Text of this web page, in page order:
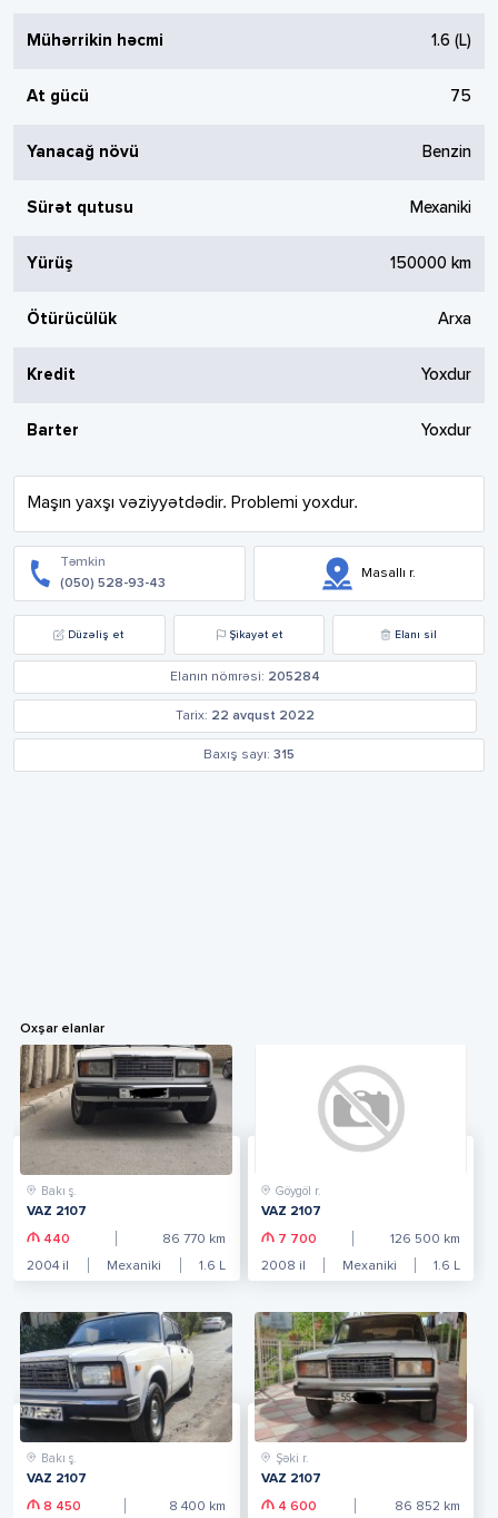
Mühərrikin həcmi 1.6 (L)
At gücü 75
Yanacağ növü Benzin
Sürət qutusu Mexaniki
Yürüş 150000 km
Ötürücülük Arxa
Kredit Yoxdur
Barter Yoxdur
Maşın yaxşı vəziyyətdədir. Problemi yoxdur.
Təmkin
(050) 528-93-43
Masallı r.
Düzəliş et Şikayət et Elanı sil
Elanın nömrəsi: 205284
Tarix: 22 avqust 2022
Baxış sayı: 315
Oxşar elanlar
Bakı ş.
VAZ 2107
440 86 770 km
2004 il Mexaniki 1.6 L
Göygöl r.
VAZ 2107
7 700 126 500 km
2008 il Mexaniki 1.6 L
Bakı ş.
VAZ 2107
8 450 8 400 km
Şəki r.
VAZ 2107
4 600 86 852 km